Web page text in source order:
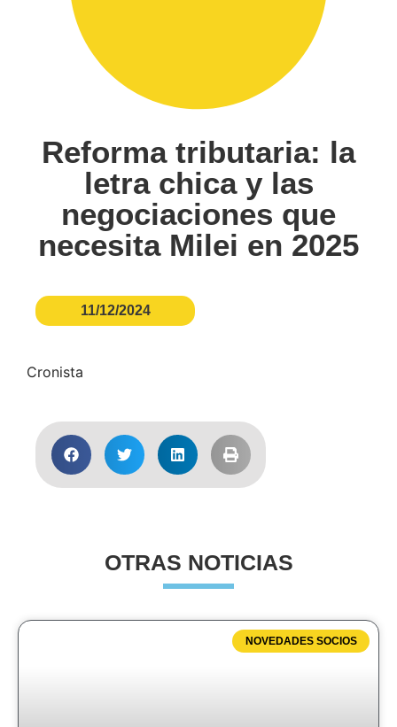
Reforma tributaria: la
letra chica y las
negociaciones que
necesita Milei en 2025
11/12/2024
Cronista
OTRAS NOTICIAS
NOVEDADES SOCIOS